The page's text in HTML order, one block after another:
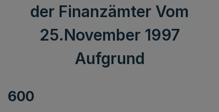
der Finanzämter Vom
25.November 1997
Aufgrund
600